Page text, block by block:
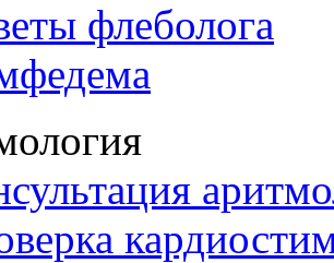
флеболога